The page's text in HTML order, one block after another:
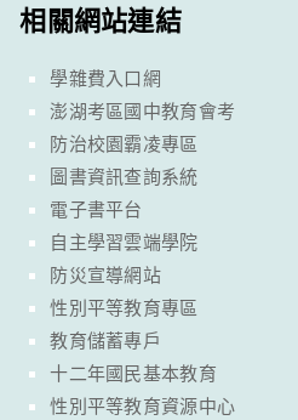
相關網站連結
學雜費入口網
澎湖考區國中教育會考
防治校園霸凌專區
圖書資訊查詢系統
電子書平台
自主學習雲端學院
防災宣導網站
性別平等教育專區
教育儲蓄專戶
十二年國民基本教育
性別平等教育資源中心